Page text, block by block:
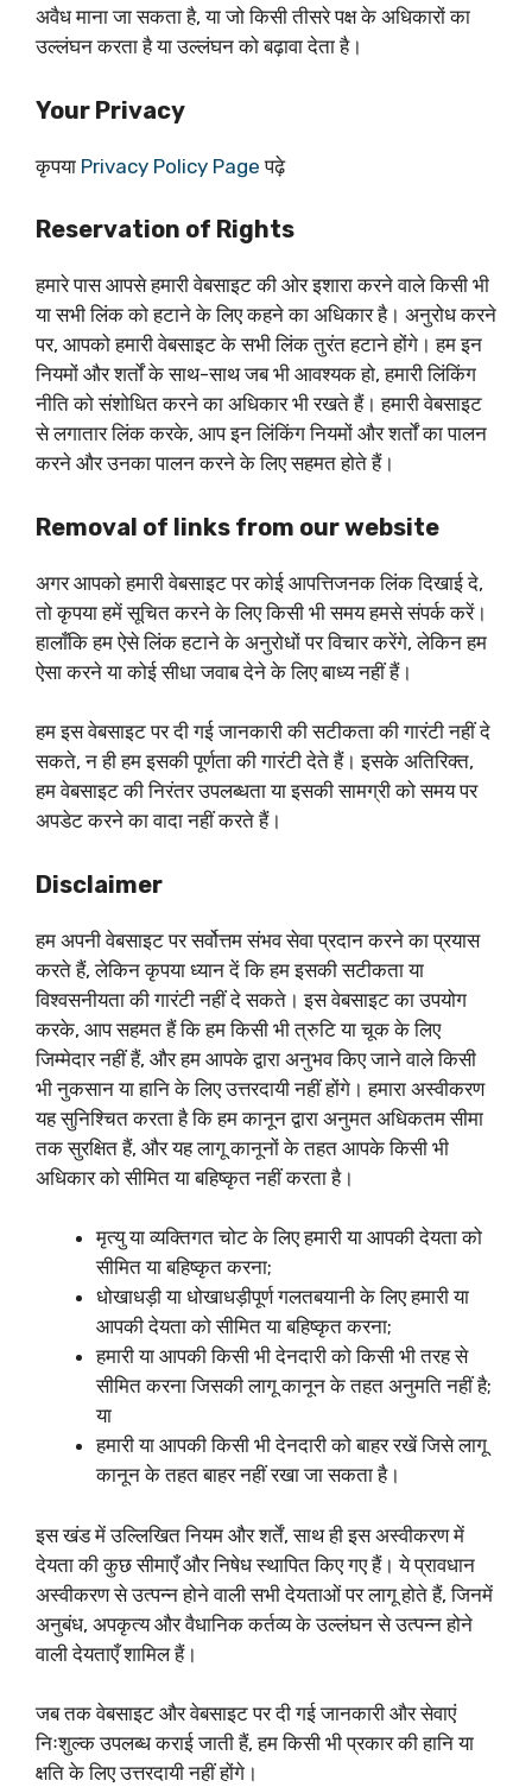
अवैध माना जा सकता है, या जो किसी तीसरे पक्ष के अधिकारों का
उल्लंघन करता है या उल्लंघन को बढ़ावा देता है।
Your Privacy
कृपया Privacy Policy Page पढ़े
Reservation of Rights
हमारे पास आपसे हमारी वेबसाइट की ओर इशारा करने वाले किसी भी
या सभी लिंक को हटाने के लिए कहने का अधिकार है। अनुरोध करने
पर, आपको हमारी वेबसाइट के सभी लिंक तुरंत हटाने होंगे। हम इन
नियमों और शर्तों के साथ-साथ जब भी आवश्यक हो, हमारी लिंकिंग
नीति को संशोधित करने का अधिकार भी रखते हैं। हमारी वेबसाइट
से लगातार लिंक करके, आप इन लिंकिंग नियमों और शर्तों का पालन
करने और उनका पालन करने के लिए सहमत होते हैं।
Removal of links from our website
अगर आपको हमारी वेबसाइट पर कोई आपत्तिजनक लिंक दिखाई दे,
तो कृपया हमें सूचित करने के लिए किसी भी समय हमसे संपर्क करें।
हालाँकि हम ऐसे लिंक हटाने के अनुरोधों पर विचार करेंगे, लेकिन हम
ऐसा करने या कोई सीधा जवाब देने के लिए बाध्य नहीं हैं।
हम इस वेबसाइट पर दी गई जानकारी की सटीकता की गारंटी नहीं दे
सकते, न ही हम इसकी पूर्णता की गारंटी देते हैं। इसके अतिरिक्त,
हम वेबसाइट की निरंतर उपलब्धता या इसकी सामग्री को समय पर
अपडेट करने का वादा नहीं करते हैं।
Disclaimer
हम अपनी वेबसाइट पर सर्वोत्तम संभव सेवा प्रदान करने का प्रयास
करते हैं, लेकिन कृपया ध्यान दें कि हम इसकी सटीकता या
विश्वसनीयता की गारंटी नहीं दे सकते। इस वेबसाइट का उपयोग
करके, आप सहमत हैं कि हम किसी भी त्रुटि या चूक के लिए
जिम्मेदार नहीं हैं, और हम आपके द्वारा अनुभव किए जाने वाले किसी
भी नुकसान या हानि के लिए उत्तरदायी नहीं होंगे। हमारा अस्वीकरण
यह सुनिश्चित करता है कि हम कानून द्वारा अनुमत अधिकतम सीमा
तक सुरक्षित हैं, और यह लागू कानूनों के तहत आपके किसी भी
अधिकार को सीमित या बहिष्कृत नहीं करता है।
मृत्यु या व्यक्तिगत चोट के लिए हमारी या आपकी देयता को
सीमित या बहिष्कृत करना;
धोखाधड़ी या धोखाधड़ीपूर्ण गलतबयानी के लिए हमारी या
आपकी देयता को सीमित या बहिष्कृत करना;
हमारी या आपकी किसी भी देनदारी को किसी भी तरह से
सीमित करना जिसकी लागू कानून के तहत अनुमति नहीं है;
या
हमारी या आपकी किसी भी देनदारी को बाहर रखें जिसे लागू
कानून के तहत बाहर नहीं रखा जा सकता है।
इस खंड में उल्लिखित नियम और शर्तें, साथ ही इस अस्वीकरण में
देयता की कुछ सीमाएँ और निषेध स्थापित किए गए हैं। ये प्रावधान
अस्वीकरण से उत्पन्न होने वाली सभी देयताओं पर लागू होते हैं, जिनमें
अनुबंध, अपकृत्य और वैधानिक कर्तव्य के उल्लंघन से उत्पन्न होने
वाली देयताएँ शामिल हैं।
जब तक वेबसाइट और वेबसाइट पर दी गई जानकारी और सेवाएं
निःशुल्क उपलब्ध कराई जाती हैं, हम किसी भी प्रकार की हानि या
क्षति के लिए उत्तरदायी नहीं होंगे।